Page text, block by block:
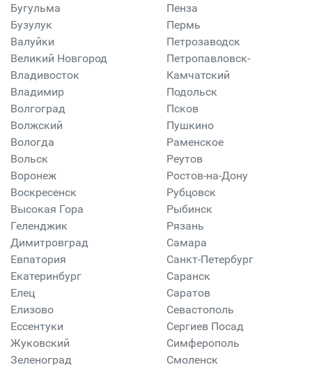
Бугульма
Бузулук
Валуйки
Великий Новгород
Владивосток
Владимир
Волгоград
Волжский
Вологда
Вольск
Воронеж
Воскресенск
Высокая Гора
Геленджик
Димитровград
Евпатория
Екатеринбург
Елец
Елизово
Ессентуки
Жуковский
Зеленоград
Пенза
Пермь
Петрозаводск
Петропавловск-
Камчатский
Подольск
Псков
Пушкино
Раменское
Реутов
Ростов-на-Дону
Рубцовск
Рыбинск
Рязань
Самара
Санкт-Петербург
Саранск
Саратов
Севастополь
Сергиев Посад
Симферополь
Смоленск